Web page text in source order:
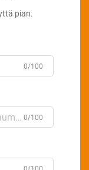
pian.
0/100
0/100